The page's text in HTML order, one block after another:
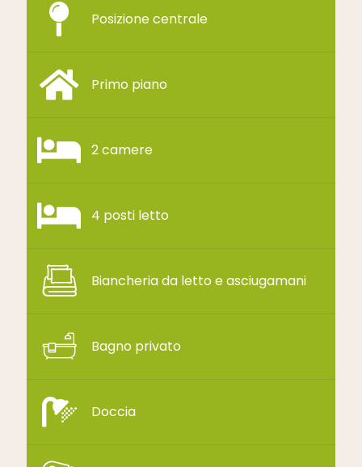
Posizione centrale
Primo piano
2 camere
4 posti letto
Biancheria da letto e asciugamani
Bagno privato
Doccia